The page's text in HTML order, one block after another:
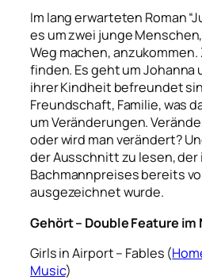
Im lang erwarteten Roman
es um zwei junge
Weg machen,
finden. Es geht um Johanna
ihrer Kindheit befreundet
Freundschaft, Familie, was
um Veränderungen.
oder wird man verändert?
der Ausschnitt zu lesen, der
Bachmannpreises bereits
ausgezeichnet wurde.
Gehört – Double Feature im
Girls in Airport – Fables (
Music)